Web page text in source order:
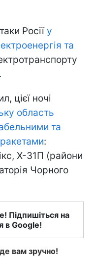
Росіїу
та
цієї ночі
область
та
:
Х-31П (райони
Чорного
Підпишіться на
в Google!
вам зручно!